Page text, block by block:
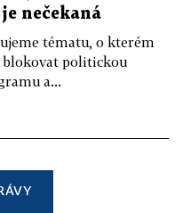
nečekaná
tématu, o kterém
blokovat politickou
a...